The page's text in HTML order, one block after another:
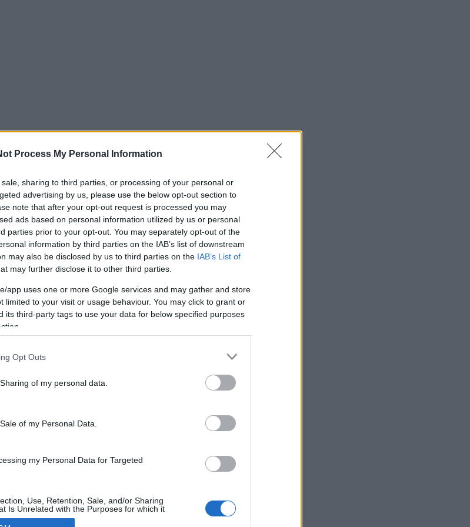
Process My Personal Information
sharing to third parties, or processing of your personal or
advertising by us, please use the below opt-out section to
note that after your opt-out request is processed you may
ads based on personal information utilized by us or personal
parties prior to your opt-out. You may separately opt-out of the
information by third parties on the IAB’s list of downstream
may also be disclosed by us to third parties on the IAB’s List of
may further disclose it to other third parties.
app uses one or more Google services and may gather and store
limited to your visit or usage behaviour. You may click to grant or
its third-party tags to use your data for below specified purposes
Opt Outs
of my personal data.
of my Personal Data.
my Personal Data for Targeted
Use, Retention, Sale, and/or Sharing
Is Unrelated with the Purposes for which it